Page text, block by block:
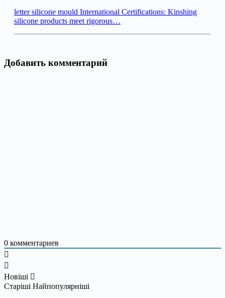
letter silicone mould International Certifications: Kinshing
silicone products meet rigorous…
Добавить комментарий
0 комментариев
Новіші
Старіші Найпопулярніші